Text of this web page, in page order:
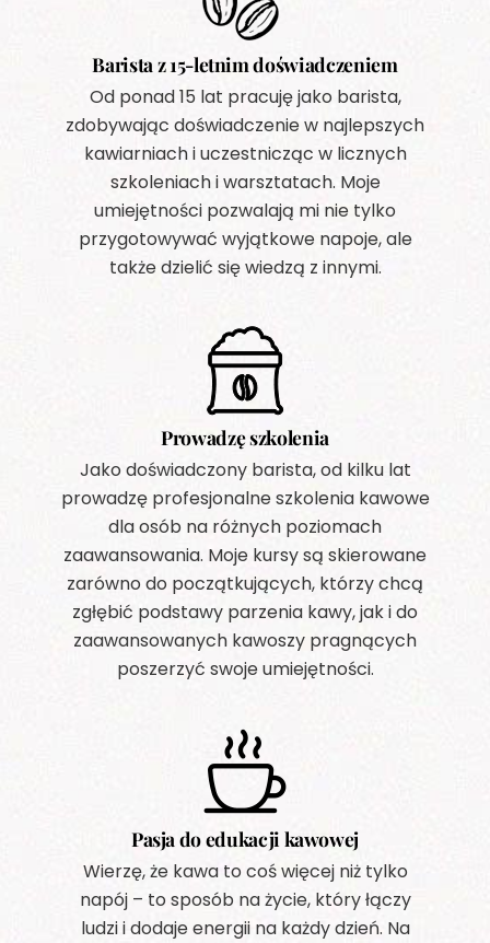
Barista z 15-letnim doświadczeniem
Od ponad 15 lat pracuję jako barista,
zdobywając doświadczenie w najlepszych
kawiarniach i uczestnicząc w licznych
szkoleniach i warsztatach. Moje
umiejętności pozwalają mi nie tylko
przygotowywać wyjątkowe napoje, ale
także dzielić się wiedzą z innymi.
Prowadzę szkolenia
Jako doświadczony barista, od kilku lat
prowadzę profesjonalne szkolenia kawowe
dla osób na różnych poziomach
zaawansowania. Moje kursy są skierowane
zarówno do początkujących, którzy chcą
zgłębić podstawy parzenia kawy, jak i do
zaawansowanych kawoszy pragnących
poszerzyć swoje umiejętności.
Pasja do edukacji kawowej
Wierzę, że kawa to coś więcej niż tylko
napój – to sposób na życie, który łączy
ludzi i dodaje energii na każdy dzień. Na